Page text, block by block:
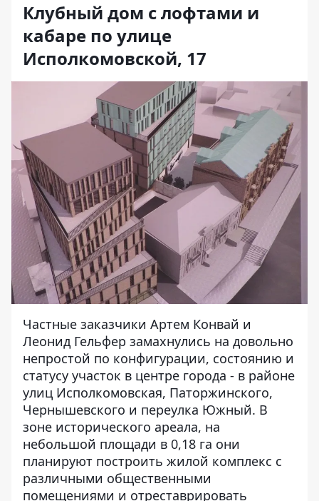
Клубный дом с лофтами и
кабаре по улице
Исполкомовской, 17
Частные заказчики Артем Конвай и
Леонид Гельфер замахнулись на довольно
непростой по конфигурации, состоянию и
статусу участок в центре города - в районе
улиц Исполкомовская, Паторжинского,
Чернышевского и переулка Южный. В
зоне исторического ареала, на
небольшой площади в 0,18 га они
планируют построить жилой комплекс с
различными общественными
помещениями и отреставрировать